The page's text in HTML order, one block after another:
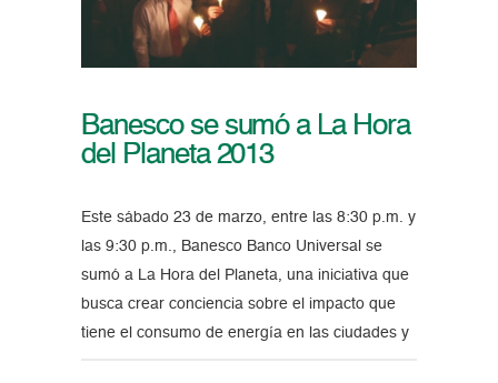
Banesco se sumó a La Hora
del Planeta 2013
Este sábado 23 de marzo, entre las 8:30 p.m. y
las 9:30 p.m., Banesco Banco Universal se
sumó a La Hora del Planeta, una iniciativa que
busca crear conciencia sobre el impacto que
tiene el consumo de energía en las ciudades y